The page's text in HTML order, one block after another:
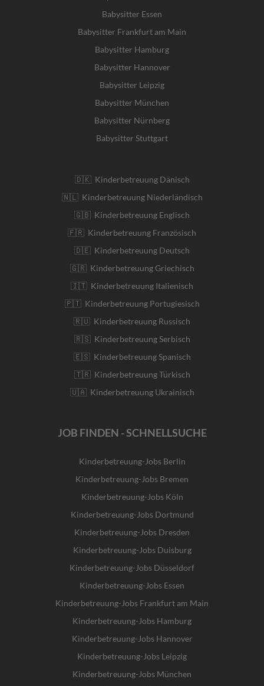
Babysitter Essen
Babysitter Frankfurt am Main
Babysitter Hamburg
Babysitter Hannover
Babysitter Leipzig
Babysitter München
Babysitter Nürnberg
Babysitter Stuttgart
🇩🇰 Kinderbetreuung Dänisch
🇳🇱 Kinderbetreuung Niederländisch
🇬🇧 Kinderbetreuung Englisch
🇫🇷 Kinderbetreuung Französisch
🇩🇪 Kinderbetreuung Deutsch
🇬🇷 Kinderbetreuung Griechisch
🇮🇹 Kinderbetreuung Italienisch
🇵🇹 Kinderbetreuung Portugiesisch
🇷🇺 Kinderbetreuung Russisch
🇷🇸 Kinderbetreuung Serbisch
🇪🇸 Kinderbetreuung Spanisch
🇹🇷 Kinderbetreuung Türkisch
🇺🇦 Kinderbetreuung Ukrainisch
JOB FINDEN - SCHNELLSUCHE
Kinderbetreuung-Jobs Berlin
Kinderbetreuung-Jobs Bremen
Kinderbetreuung-Jobs Köln
Kinderbetreuung-Jobs Dortmund
Kinderbetreuung-Jobs Dresden
Kinderbetreuung-Jobs Duisburg
Kinderbetreuung-Jobs Düsseldorf
Kinderbetreuung-Jobs Essen
Kinderbetreuung-Jobs Frankfurt am Main
Kinderbetreuung-Jobs Hamburg
Kinderbetreuung-Jobs Hannover
Kinderbetreuung-Jobs Leipzig
Kinderbetreuung-Jobs München